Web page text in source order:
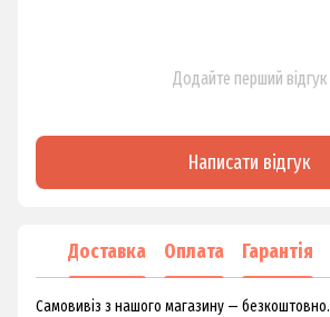
Додайте перший відгук
Написати відгук
Доставка Оплата Гарантія
Самовивіз з нашого магазину — безкоштовно.